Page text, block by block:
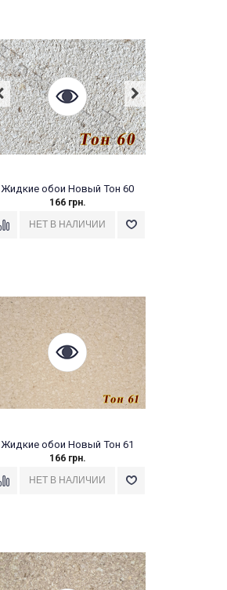
Жидкие обои Новый Тон 60
166 грн.
Жидкие обои Новый Тон 61
166 грн.